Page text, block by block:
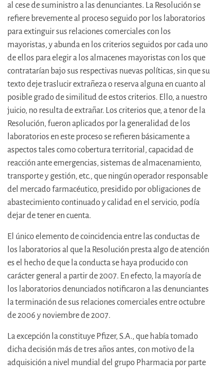
al cese de suministro a las denunciantes. La Resolución se
refiere brevemente al proceso seguido por los laboratorios
para extinguir sus relaciones comerciales con los
mayoristas, y abunda en los criterios seguidos por cada uno
de ellos para elegir a los almacenes mayoristas con los que
contratarían bajo sus respectivas nuevas políticas, sin que su
texto deje traslucir extrañeza o reserva alguna en cuanto al
posible grado de similitud de estos criterios. Ello, a nuestro
juicio, no resulta de extrañar. Los criterios que, a tenor de la
Resolución, fueron aplicados por la generalidad de los
laboratorios en este proceso se refieren básicamente a
aspectos tales como cobertura territorial, capacidad de
reacción ante emergencias, sistemas de almacenamiento,
transporte y gestión, etc., que ningún operador responsable
del mercado farmacéutico, presidido por obligaciones de
abastecimiento continuado y calidad en el servicio, podía
dejar de tener en cuenta.
El único elemento de coincidencia entre las conductas de
los laboratorios al que la Resolución presta algo de atención
es el hecho de que la conducta se haya producido con
carácter general a partir de 2007. En efecto, la mayoría de
los laboratorios denunciados notificaron a las denunciantes
la terminación de sus relaciones comerciales entre octubre
de 2006 y noviembre de 2007.
La excepción la constituye Pfizer, S.A., que había tomado
dicha decisión más de tres años antes, con motivo de la
adquisición a nivel mundial del grupo Pharmacia por parte